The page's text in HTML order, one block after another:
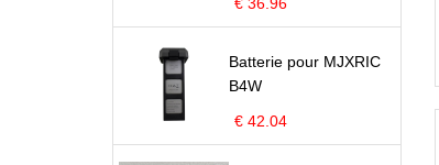
Batterie pour MJXRIC
B4W
€ 42.04